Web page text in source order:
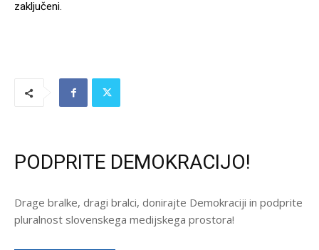
zaključeni.
PODPRITE DEMOKRACIJO!
Drage bralke, dragi bralci, donirajte Demokraciji in podprite
pluralnost slovenskega medijskega prostora!